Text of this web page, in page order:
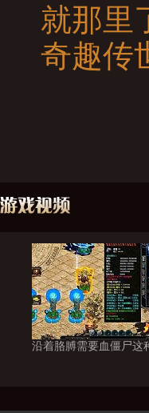
就那里
奇趣传
沿着胳膊需要血僵尸这